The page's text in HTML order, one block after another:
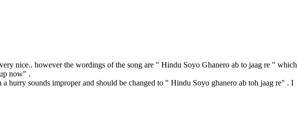
nice.. however the wordings of the song are " Hindu Soyo Ghanero ab to jaag re " which
now" .
hurry sounds improper and should be changed to " Hindu Soyo ghanero ab toh jaag re" . I